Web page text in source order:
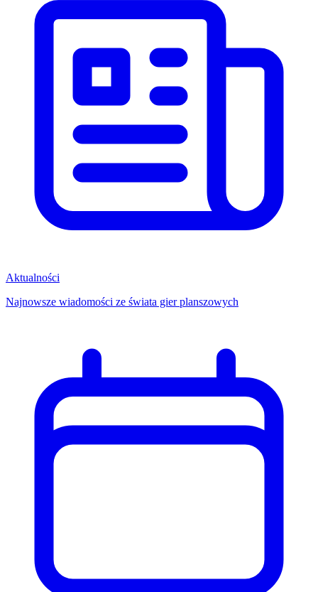
Aktualności
Najnowsze wiadomości ze świata gier planszowych